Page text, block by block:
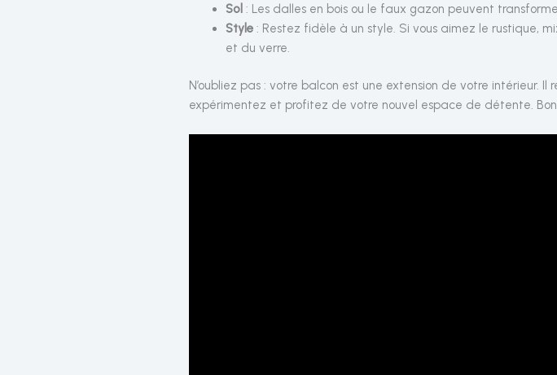
Sol : Les dalles en bois ou le faux gazon peuvent
Style : Restez fidèle à un style. Si vous aimez le rustique,
et du verre.
N’oubliez pas : votre balcon est une extension de votre intérieur.
expérimentez et profitez de votre nouvel espace de détente.